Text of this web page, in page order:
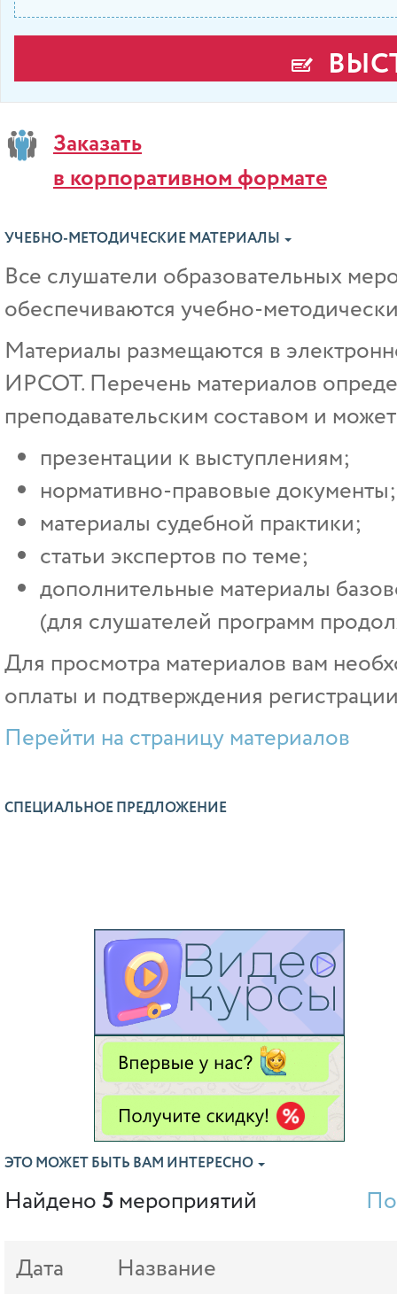
Заказать
в корпоративном формате
УЧЕБНО-МЕТОДИЧЕСКИЕ МАТЕРИАЛЫ
Все слушатели образовательных
обеспечиваются учебно-
Материалы размещаются в
ИРСОТ. Перечень материалов
преподавательским составом и
презентации к выступлениям;
нормативно-правовые документы;
материалы судебной практики;
статьи экспертов по теме;
дополнительные материалы
(для слушателей программ
Для просмотра материалов вам
оплаты и подтверждения
Перейти на страницу материалов
СПЕЦИАЛЬНОЕ ПРЕДЛОЖЕНИЕ
ЭТО МОЖЕТ БЫТЬ ВАМ ИНТЕРЕСНО
Найдено5 мероприятий
Дата
Название